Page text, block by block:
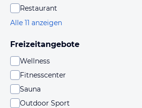
Restaurant
Alle 11 anzeigen
Freizeitangebote
Wellness
Fitnesscenter
Sauna
Outdoor Sport